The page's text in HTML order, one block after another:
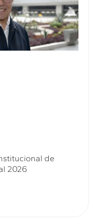
de
2026